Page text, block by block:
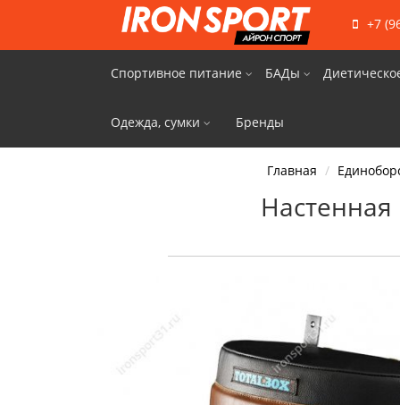
+7
Спортивное питание БАДы
Одежда, сумки Бренды
Главная